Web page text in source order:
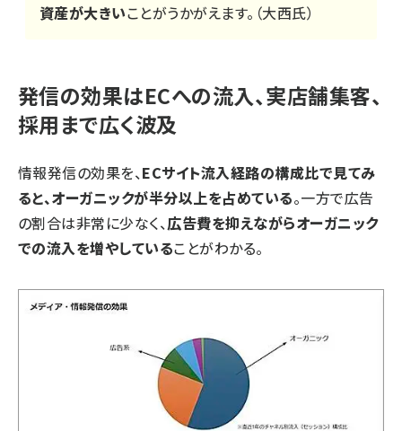
資産が大きいことがうかがえます。（大西氏）
発信の効果はECへの流入、実店舗集客、
採用まで広く波及
情報発信の効果を、ECサイト流入経路の構成比で見てみ
ると、オーガニックが半分以上を占めている。一方で広告
の割合は非常に少なく、広告費を抑えながらオーガニック
での流入を増やしていることがわかる。